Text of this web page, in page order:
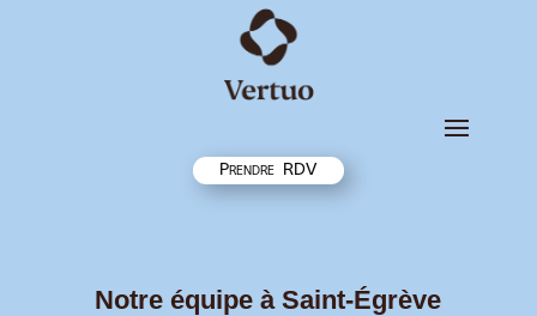
Prendre RDV
Notre équipe à Saint-Égrève